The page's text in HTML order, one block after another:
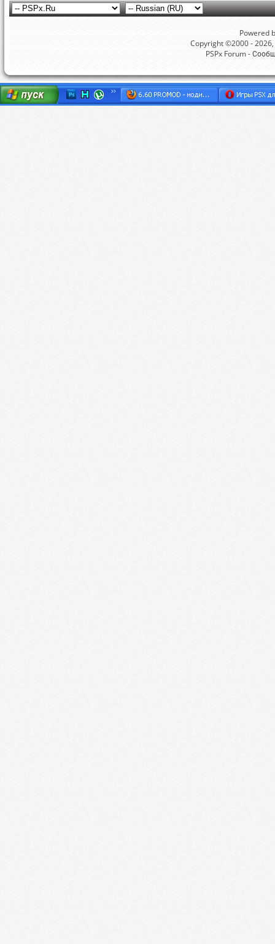
Powered
Copyright ©2000 -
PSPx Forum -